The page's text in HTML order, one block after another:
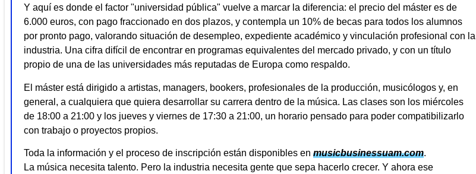
Y aquí es donde el factor "universidad pública" vuelve a marcar la diferencia: el precio del máster es de
6.000 euros, con pago fraccionado en dos plazos, y contempla un 10% de becas para todos los alumnos
por pronto pago, valorando situación de desempleo, expediente académico y vinculación profesional con la
industria. Una cifra difícil de encontrar en programas equivalentes del mercado privado, y con un título
propio de una de las universidades más reputadas de Europa como respaldo.
El máster está dirigido a artistas, managers, bookers, profesionales de la producción, musicólogos y, en
general, a cualquiera que quiera desarrollar su carrera dentro de la música. Las clases son los miércoles
de 18:00 a 21:00 y los jueves y viernes de 17:30 a 21:00, un horario pensado para poder compatibilizarlo
con trabajo o proyectos propios.
Toda la información y el proceso de inscripción están disponibles en musicbusinessuam.com.
La música necesita talento. Pero la industria necesita gente que sepa hacerlo crecer. Y ahora ese